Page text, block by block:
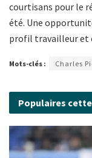
courtisans pour le
été. Une
profil travailleur et
Mots-clés : Charles
Populaires